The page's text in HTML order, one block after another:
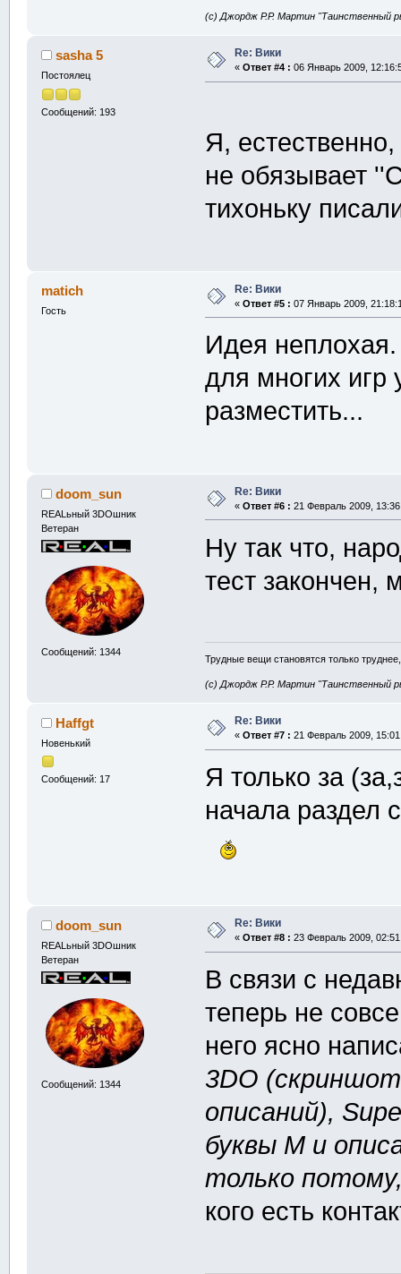
(с) Джордж Р.Р. Мартин "Таинственный
sasha 5
Постоялец
Сообщений: 193
Re: Вики
« Ответ #4 : 06 Январь 2009,
Я,
не обязывает
тихоньку
matich
Гость
Re: Вики
« Ответ #5 : 07 Январь 2009,
Идея
для многих игр
разместить...
doom_sun
REALьный 3DOшник
Ветеран
Сообщений: 1344
Re: Вики
« Ответ #6 : 21 Февраль 2009,
Ну так что,
тест
Трудные вещи становятся только
(с) Джордж Р.Р. Мартин "Таинственный
Haffgt
Новенький
Сообщений: 17
Re: Вики
« Ответ #7 : 21 Февраль 2009,
Я только за
начала раздел
doom_sun
REALьный 3DOшник
Ветеран
Сообщений: 1344
Re: Вики
« Ответ #8 : 23 Февраль 2009,
В связи с
теперь не
него ясно
3DO
описаний),
буквы M и
только
кого есть